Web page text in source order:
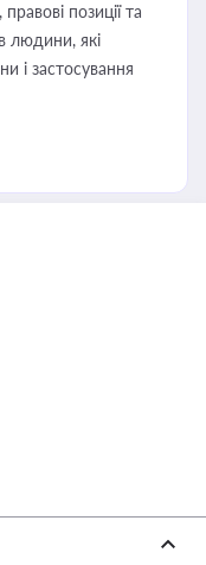
позиції та
людини, які
і застосування